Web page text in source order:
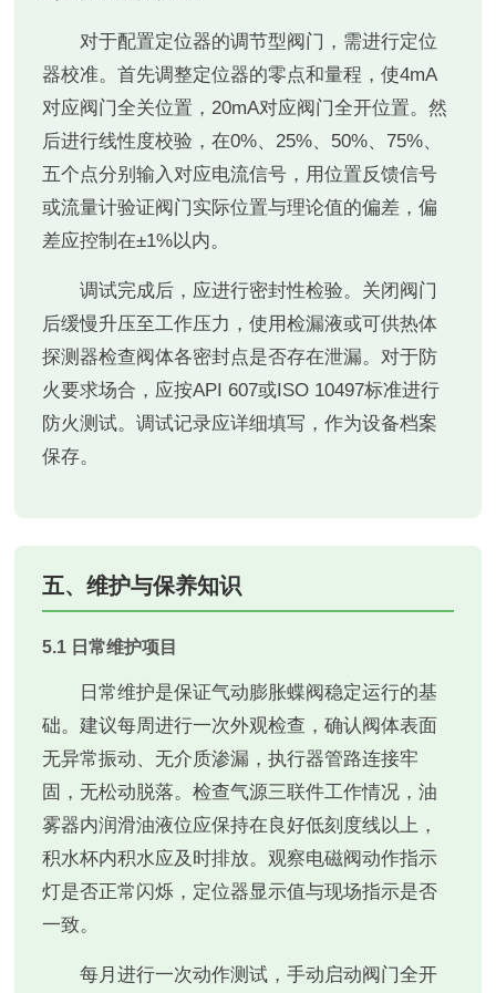
对于配置定位器的调节型阀门，需进行定位
器校准。首先调整定位器的零点和量程，使4mA
对应阀门全关位置，20mA对应阀门全开位置。然
后进行线性度校验，在0%、25%、50%、75%、
五个点分别输入对应电流信号，用位置反馈信号
或流量计验证阀门实际位置与理论值的偏差，偏
差应控制在±1%以内。
调试完成后，应进行密封性检验。关闭阀门
后缓慢升压至工作压力，使用检漏液或可供热体
探测器检查阀体各密封点是否存在泄漏。对于防
火要求场合，应按API 607或ISO 10497标准进行
防火测试。调试记录应详细填写，作为设备档案
保存。
五、维护与保养知识
5.1 日常维护项目
日常维护是保证气动膨胀蝶阀稳定运行的基
础。建议每周进行一次外观检查，确认阀体表面
无异常振动、无介质渗漏，执行器管路连接牢
固，无松动脱落。检查气源三联件工作情况，油
雾器内润滑油液位应保持在良好低刻度线以上，
积水杯内积水应及时排放。观察电磁阀动作指示
灯是否正常闪烁，定位器显示值与现场指示是否
一致。
每月进行一次动作测试，手动启动阀门全开